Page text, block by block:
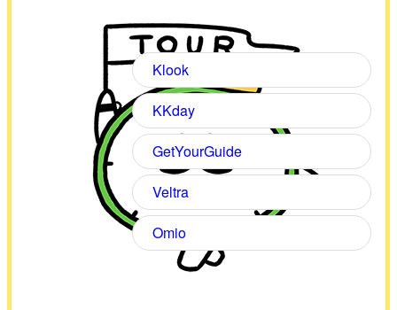
Klook
KKday
GetYourGuide
Veltra
Omio